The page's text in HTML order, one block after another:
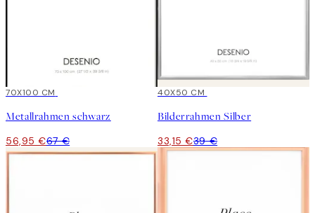
15%*
70X100 CM
Metallrahmen schwarz
56,95 €67 €
15%*
40X50 CM
Bilderrahmen Silber
33,15 €39 €